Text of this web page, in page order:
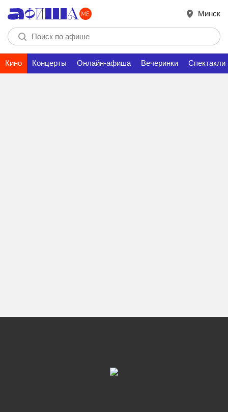
Минск
Кино Концерты Онлайн-афиша Вечеринки Спектакли